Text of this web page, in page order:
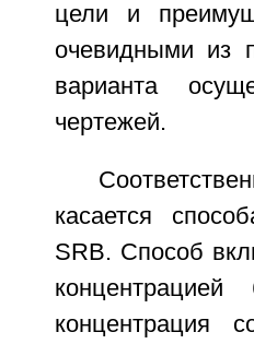
цели и
очевидными из
варианта
чертежей.
касается
SRB. Способ
концентрация